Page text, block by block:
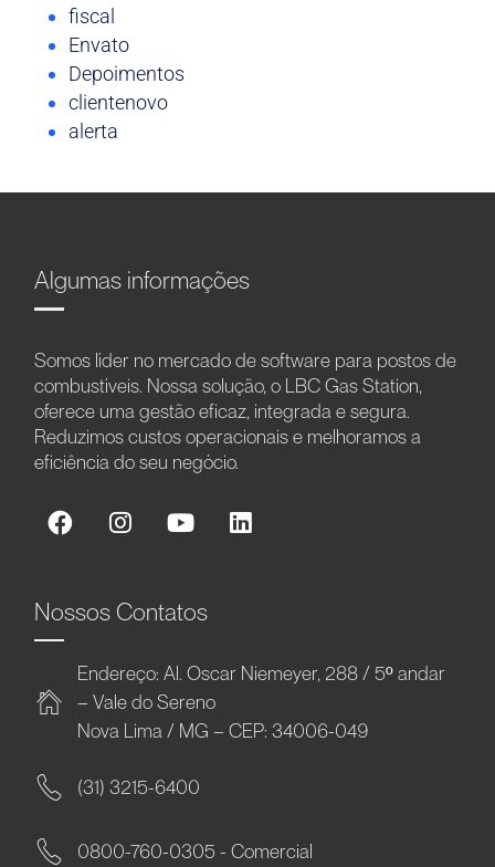
fiscal
Envato
Depoimentos
clientenovo
alerta
Algumas informações
Somos líder no mercado de software para postos de
combustíveis. Nossa solução, o LBC Gas Station,
oferece uma gestão eficaz, integrada e segura.
Reduzimos custos operacionais e melhoramos a
eficiência do seu negócio.
Nossos Contatos
Endereço: Al. Oscar Niemeyer, 288 / 5º andar
– Vale do Sereno
Nova Lima / MG – CEP: 34006-049
(31) 3215-6400
0800-760-0305 - Comercial